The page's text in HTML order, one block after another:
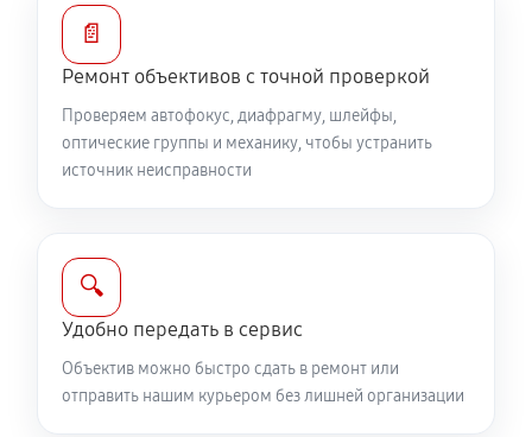
Устранение механических повреждений
Ремонт электроники объектива Canon EF-S 18-
135mm f/3.5-5.6 IS USM
810 руб
Ремонт передней линзы объектива
720 руб 60 минут
📄
Ремонт объективов с точной проверкой
Проверяем автофокус, диафрагму, шлейфы,
оптические группы и механику, чтобы устранить
источник неисправности
🔍
Удобно передать в сервис
Объектив можно быстро сдать в ремонт или
отправить нашим курьером без лишней организации